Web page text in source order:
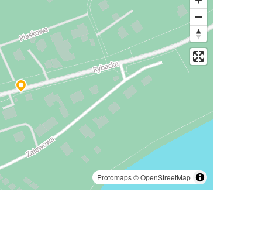
Protomaps©OpenStreetMap